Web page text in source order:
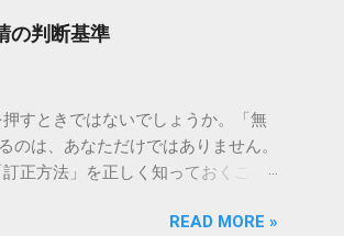
しても出生地が特定できな...
字）で入力します。名刺や会社の
場合は、 OFFICE WORKER （事
な名称で問題ありません。 勤務先名
ましょう。 主婦・学生・退職者の
婦の方： 勤務先情報の質問に対し
学生の方： 学校名を勤務先名とし
の判断基準
すときではないでしょうか。「無
は、あなただけではありません。
正方法」を正しく知っておくこと
な対処法まで、渡航直前に慌てない
READ MORE »